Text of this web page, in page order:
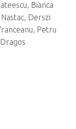
Bianca
Derszi
Petru